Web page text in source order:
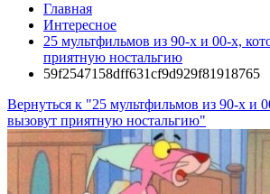
Главная
Интересное
25 мультфильмов из 90-х и 00-х,
приятную ностальгию
59f2547158dff631cf9d929f81918765
Вернуться к "25 мультфильмов из 90-х и
вызовут приятную ностальгию"